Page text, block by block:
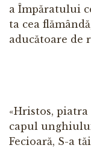
a Împăratului
ta cea
aducătoare de
«Hristos, piatra
capul
Fecioară, S-a